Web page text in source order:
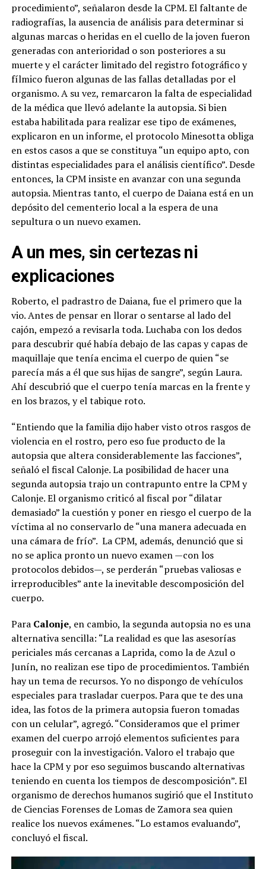
procedimiento”, señalaron desde la CPM. El faltante de
radiografías, la ausencia de análisis para determinar si
algunas marcas o heridas en el cuello de la joven fueron
generadas con anterioridad o son posteriores a su
muerte y el carácter limitado del registro fotográfico y
fílmico fueron algunas de las fallas detalladas por el
organismo. A su vez, remarcaron la falta de especialidad
de la médica que llevó adelante la autopsia. Si bien
estaba habilitada para realizar ese tipo de exámenes,
explicaron en un informe, el protocolo Minesotta obliga
en estos casos a que se constituya “un equipo apto, con
distintas especialidades para el análisis científico”. Desde
entonces, la CPM insiste en avanzar con una segunda
autopsia. Mientras tanto, el cuerpo de Daiana está en un
depósito del cementerio local a la espera de una
sepultura o un nuevo examen.
A un mes, sin certezas ni
explicaciones
Roberto, el padrastro de Daiana, fue el primero que la
vio. Antes de pensar en llorar o sentarse al lado del
cajón, empezó a revisarla toda. Luchaba con los dedos
para descubrir qué había debajo de las capas y capas de
maquillaje que tenía encima el cuerpo de quien “se
parecía más a él que sus hijas de sangre”, según Laura.
Ahí descubrió que el cuerpo tenía marcas en la frente y
en los brazos, y el tabique roto.
“Entiendo que la familia dijo haber visto otros rasgos de
violencia en el rostro, pero eso fue producto de la
autopsia que altera considerablemente las facciones”,
señaló el fiscal Calonje. La posibilidad de hacer una
segunda autopsia trajo un contrapunto entre la CPM y
Calonje. El organismo criticó al fiscal por “dilatar
demasiado” la cuestión y poner en riesgo el cuerpo de la
víctima al no conservarlo de “una manera adecuada en
una cámara de frío”. La CPM, además, denunció que si
no se aplica pronto un nuevo examen —con los
protocolos debidos—, se perderán “pruebas valiosas e
irreproducibles” ante la inevitable descomposición del
cuerpo.
Para Calonje, en cambio, la segunda autopsia no es una
alternativa sencilla: “La realidad es que las asesorías
periciales más cercanas a Laprida, como la de Azul o
Junín, no realizan ese tipo de procedimientos. También
hay un tema de recursos. Yo no dispongo de vehículos
especiales para trasladar cuerpos. Para que te des una
idea, las fotos de la primera autopsia fueron tomadas
con un celular”, agregó. “Consideramos que el primer
examen del cuerpo arrojó elementos suficientes para
proseguir con la investigación. Valoro el trabajo que
hace la CPM y por eso seguimos buscando alternativas
teniendo en cuenta los tiempos de descomposición”. El
organismo de derechos humanos sugirió que el Instituto
de Ciencias Forenses de Lomas de Zamora sea quien
realice los nuevos exámenes. “Lo estamos evaluando”,
concluyó el fiscal.